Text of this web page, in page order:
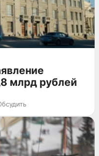
млрд рублей